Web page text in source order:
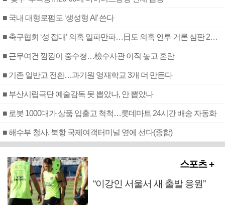
■ 국내 대형로펌도 ‘생성형 AI’ 쓴다
■ 축구협회 ‘성 접대’ 의혹 일파만파…日도 의혹 연루 거론 심판 2명 조사
■ 근무여건 깜깜이 중수청…檢수사관 이직 놓고 혼란
■ 기존 일반고 전환…과기원 영재학교 3개 더 만든다
■ 부산시립극단 예술감독 못 뽑았나, 안 뽑았나
■ 로봇 1000대가 상품 입출고 척척…롯데마트 24시간 배송 자동화
■ 해수부 청사, 북항 국제여객터미널 옆에 선다(종합)
스포츠 +
“이강인 서울서 새 출발 응원”